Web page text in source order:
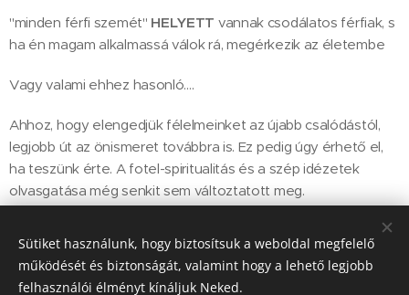
"minden férfi szemét" HELYETT vannak csodálatos férfiak, s
ha én magam alkalmassá válok rá, megérkezik az életembe
Vagy valami ehhez hasonló….
Ahhoz, hogy elengedjük félelmeinket az újabb csalódástól,
legjobb út az önismeret továbbra is. Ez pedig úgy érhető el,
ha teszünk érte. A fotel-spiritualitás és a szép idézetek
olvasgatása még senkit sem változtatott meg.
Szeretettel, Györgyi
Sütiket használunk, hogy biztosítsuk a weboldal megfelelő
működését és biztonságát, valamint hogy a lehető legjobb
felhasználói élményt kínáljuk Neked.